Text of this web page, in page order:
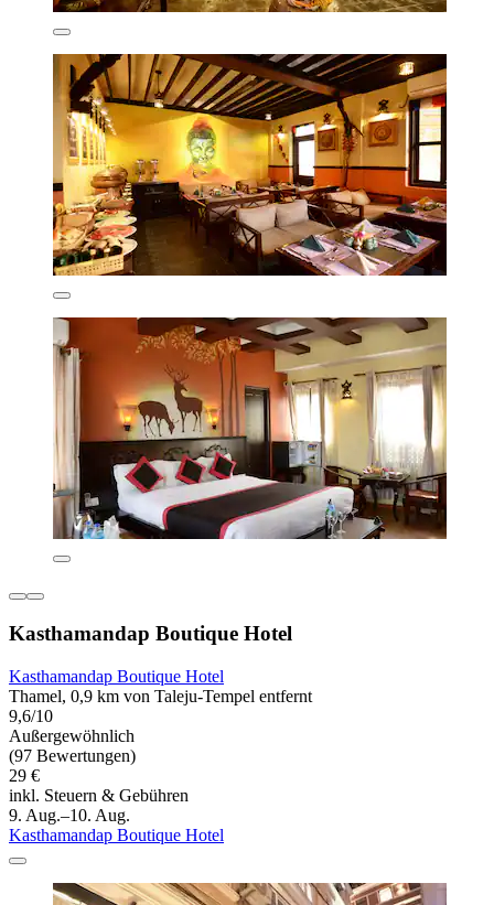
Kasthamandap Boutique Hotel
Kasthamandap Boutique Hotel
Thamel, 0,9 km von Taleju-Tempel entfernt
9,6/10
Außergewöhnlich
(97 Bewertungen)
29 €
inkl. Steuern & Gebühren
9. Aug.–10. Aug.
Kasthamandap Boutique Hotel